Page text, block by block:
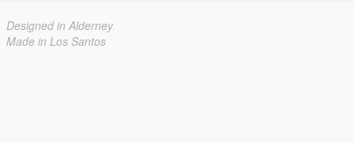
Designed in Alderney
Made in Los Santos